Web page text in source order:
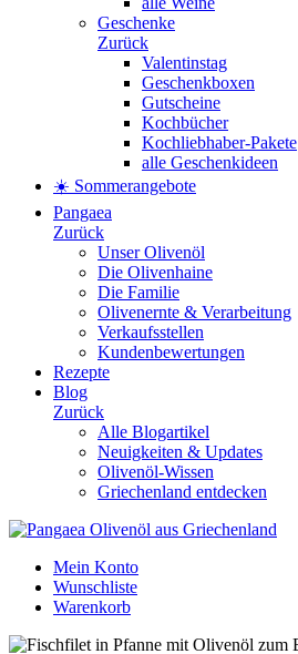
Geschenke
Zurück
Valentinstag
Geschenkboxen
Gutscheine
Kochbücher
Kochliebhaber-Pakete
alle Geschenkideen
☀️ Sommerangebote
Pangaea
Zurück
Unser Olivenöl
Die Olivenhaine
Die Familie
Olivenernte & Verarbeitung
Verkaufsstellen
Kundenbewertungen
Rezepte
Blog
Zurück
Alle Blogartikel
Neuigkeiten & Updates
Olivenöl-Wissen
Griechenland entdecken
Mein Konto
Wunschliste
Warenkorb